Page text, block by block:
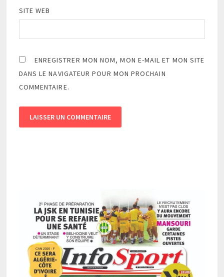
SITE WEB
ENREGISTRER MON NOM, MON E-MAIL ET MON SITE
DANS LE NAVIGATEUR POUR MON PROCHAIN
COMMENTAIRE.